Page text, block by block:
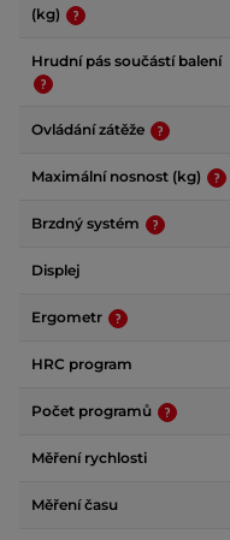
(kg)
Hrudní pás součástí balení
Ovládání zátěže
Maximální nosnost (kg)
Brzdný systém
Displej
Ergometr
HRC program
Počet programů
Měření rychlosti
Měření času